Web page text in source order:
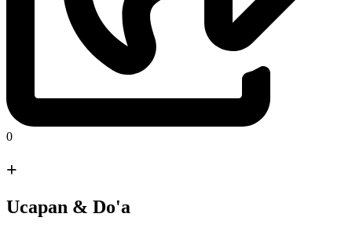
0
+
Ucapan & Do'a